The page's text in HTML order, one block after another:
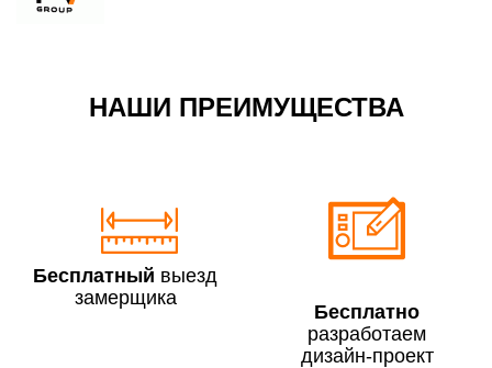
НАШИ ПРЕИМУЩЕСТВА
Бесплатный выезд
замерщика
Бесплатно
разработаем
дизайн-проект